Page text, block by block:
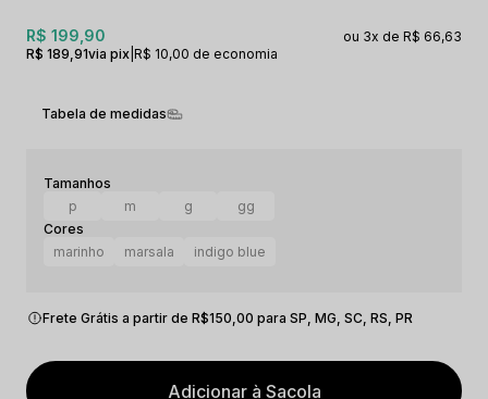
R$ 189,91via pix R$ 10,00 de economia
R$ 199,90 3x R$ 66,63
Tabela de medidas
p m g gg
marinho marsala indigo blue
Adicionar à Sacola
Frete Grátis a partir de R$150,00 para SP, MG, SC, RS, PR